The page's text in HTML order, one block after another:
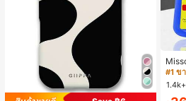
ม แร
ว เห
าน
#1 ข